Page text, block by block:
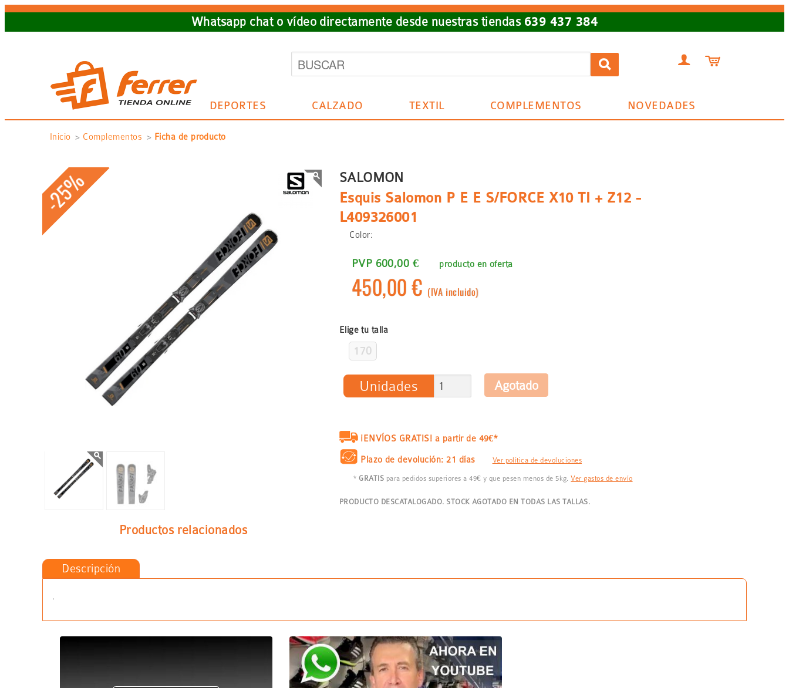
to
Whatsapp chat o vídeo directamente desde nuestras tiendas 639 437 384
 
DEPORTES CALZADO TEXTIL COMPLEMENTOS NOVEDADES
Sobrescribir
de
ayuda
a
Inicio Complementos Ficha de producto
-25%
Productos relacionados
SALOMON
Esquis Salomon P E E S/FORCE X10 TI + Z12 -
L409326001
Color:
PVP 600,00 € producto en oferta
450,00 € (IVA incluido)
Elige tu talla
170
Unidades
¡ENVÍOS GRATIS! a partir de 49€*
Plazo de devolución: 21 días Ver política de devoluciones
* GRATIS para pedidos superiores a 49€ y que pesen menos de 5kg.Ver gastos de envío
PRODUCTO DESCATALOGADO. STOCK AGOTADO EN TODAS LAS TALLAS.
Descripción
.